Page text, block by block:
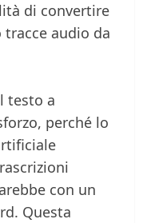
di convertire
audio da
testo a
perché lo
con un
Questa